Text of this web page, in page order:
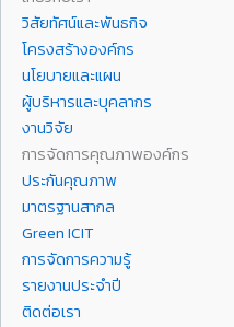
วิสัยทัศน์และพันธกิจ
โครงสร้างองค์กร
นโยบายและแผน
ผู้บริหารและบุคลากร
งานวิจัย
การจัดการคุณภาพองค์กร
ประกันคุณภาพ
มาตรฐานสากล
Green ICIT
การจัดการความรู้
รายงานประจำปี
ติดต่อเรา